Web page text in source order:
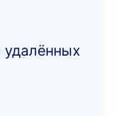
удалённых